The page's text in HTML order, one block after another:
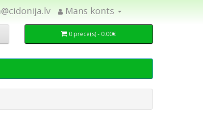
Mans konts
0 prece(s) - 0.00€